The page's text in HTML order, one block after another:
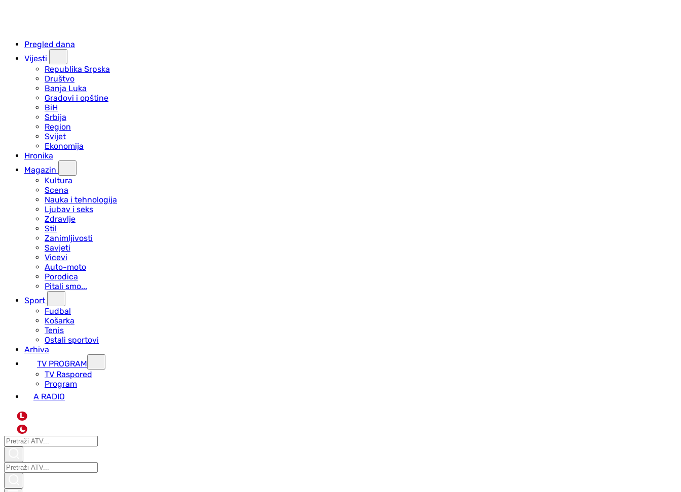
Pregled dana
Vijesti
Republika Srpska
Društvo
Banja Luka
Gradovi i opštine
BiH
Srbija
Region
Svijet
Ekonomija
Hronika
Magazin
Kultura
Scena
Nauka i tehnologija
Ljubav i seks
Zdravlje
Stil
Zanimljivosti
Savjeti
Vicevi
Auto-moto
Porodica
Pitali smo...
Sport
Fudbal
Košarka
Tenis
Ostali sportovi
Arhiva
TV PROGRAM
ТV Raspored
Program
A RADIO
L